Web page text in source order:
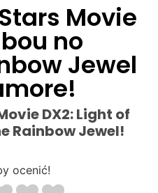
Movie
no
Jewel
DX2: Light of
Rainbow Jewel!
ocenić!